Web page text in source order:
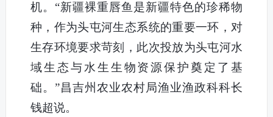
机。“新疆裸重唇鱼是新疆特色的珍稀物
种，作为头屯河生态系统的重要一环，对
生存环境要求苛刻，此次投放为头屯河水
域生态与水生生物资源保护奠定了基
础。”昌吉州农业农村局渔业渔政科科长
钱超说。